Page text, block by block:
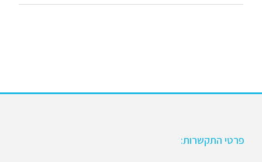
פרטי התקשרות: